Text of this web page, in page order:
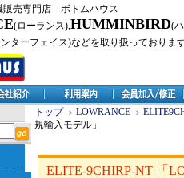
売専門店 ボトムハウス
(ローランス),HUMMINBIRD(
ターフェイス)などを取り扱っておりま
トップ LOWRANCE
規輸入モデル」
ELITE-9CHIRP-NT 「